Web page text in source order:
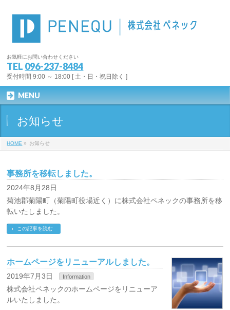
お気軽にお問い合わせください
TEL 096-237-8484
受付時間 9:00 ～ 18:00 [ 土・日・祝日除く ]
MENU
お知らせ
HOME » お知らせ
事務所を移転しました。
2024年8月28日
菊池郡菊陽町（菊陽町役場近く）に株式会社ペネックの事務所を移
転いたしました。
この記事を読む
ホームページをリニューアルしました。
2019年7月3日 Information
株式会社ペネックのホームページをリニューア
ルいたしました。